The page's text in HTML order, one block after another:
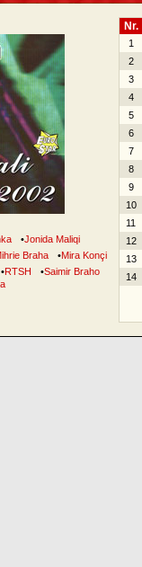
•Jonida Maliqi
Braha •Mira Konçi
•RTSH •Saimir Braho
Nr.
1
2
3
4
5
6
7
8
9
10
11
12
13
14